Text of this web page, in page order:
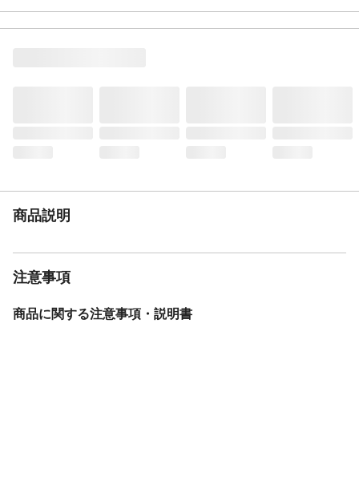
有効間口(mm)
1128
商品説明
注意事項
商品に関する注意事項・説明書